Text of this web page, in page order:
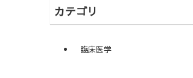
カテゴリ
臨床医学